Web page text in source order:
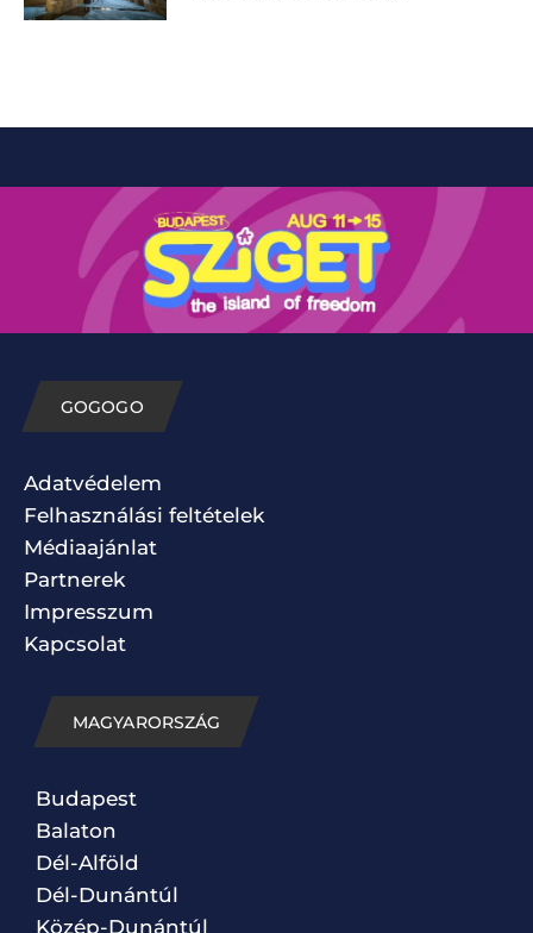
GOGOGO
Adatvédelem
Felhasználási feltételek
Médiaajánlat
Partnerek
Impresszum
Kapcsolat
MAGYARORSZÁG
Budapest
Balaton
Dél-Alföld
Dél-Dunántúl
Közép-Dunántúl